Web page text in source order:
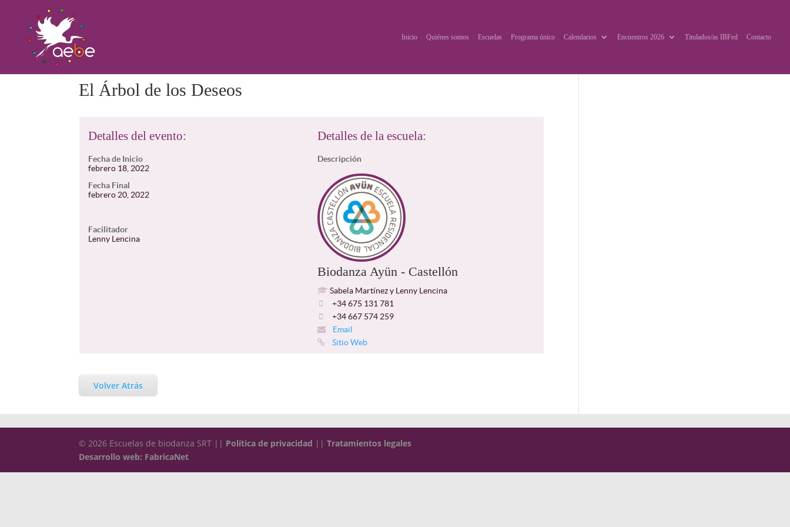
Inicio Quiénes somos Escuelas Programa único Calendarios Encuentros 2026 Titulados/as IBFed Contacto
El Árbol de los Deseos
Detalles del evento:
Fecha de Inicio
febrero 18, 2022
Fecha Final
febrero 20, 2022
Facilitador
Lenny Lencina
Detalles de la escuela:
Descripción
Biodanza Ayün - Castellón
Sabela Martínez y Lenny Lencina
+34 675 131 781
+34 667 574 259
Email
Sitio Web
Volver Atrás
© 2026 Escuelas de biodanza SRT || Política de privacidad ||Tratamientos legales
Desarrollo web: FabricaNet